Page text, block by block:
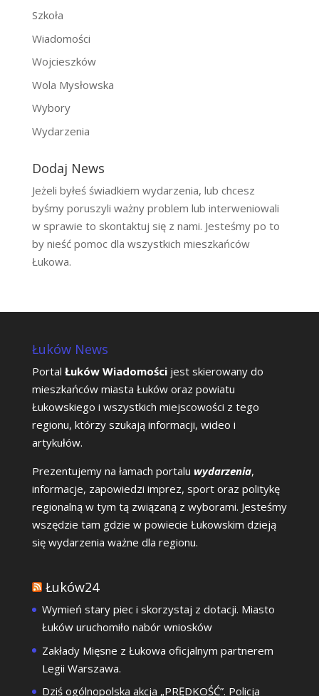
Szkoła
Wiadomości
Wojcieszków
Wola Mysłowska
Wybory
Wydarzenia
Dodaj News
Jeżeli byłeś świadkiem wydarzenia, lub chcesz
byśmy poruszyli ważny problem lub interweniowali
w sprawie to skontaktuj się z nami. Jesteśmy po to
by nieść pomoc dla wszystkich mieszkańców
Łukowa.
Łuków News
Portal Łuków Wiadomościjest skierowany do
mieszkańców miasta Łuków oraz powiatu
Łukowskiego i wszystkich miejscowości z tego
regionu, którzy szukają informacji, wideo i
artykułów.
Prezentujemy na łamach portalu wydarzenia,
informacje, zapowiedzi imprez, sport oraz politykę
regionalną w tym tą związaną z wyborami. Jesteśmy
wszędzie tam gdzie w powiecie Łukowskim dzieją
się wydarzenia ważne dla regionu.
Łuków24
Wymień stary piec i skorzystaj z dotacji. Miasto
Łuków uruchomiło nabór wniosków
Zakłady Mięsne z Łukowa oficjalnym partnerem
Legii Warszawa.
Dziś ogólnopolska akcja „PRĘDKOŚĆ”. Policja